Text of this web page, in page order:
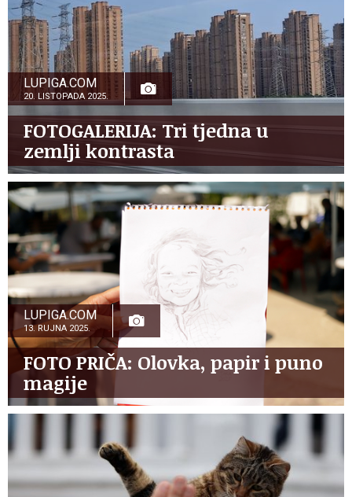
LUPIGA.COM
20. LISTOPADA 2025.
FOTOGALERIJA: Tri tjedna u
zemlji kontrasta
LUPIGA.COM
13. RUJNA 2025.
FOTO PRIČA: Olovka, papir i puno
magije